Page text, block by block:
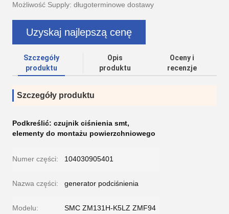
Możliwość Supply: długoterminowe dostawy
Uzyskaj najlepszą cenę
Szczegóły
produktu
Opis
produktu
Oceny i
recenzje
Szczegóły produktu
Podkreślić: czujnik ciśnienia smt,
elementy do montażu powierzchniowego
Numer części: 104030905401
Nazwa części: generator podciśnienia
Modelu: SMC ZM131H-K5LZ ZMF94